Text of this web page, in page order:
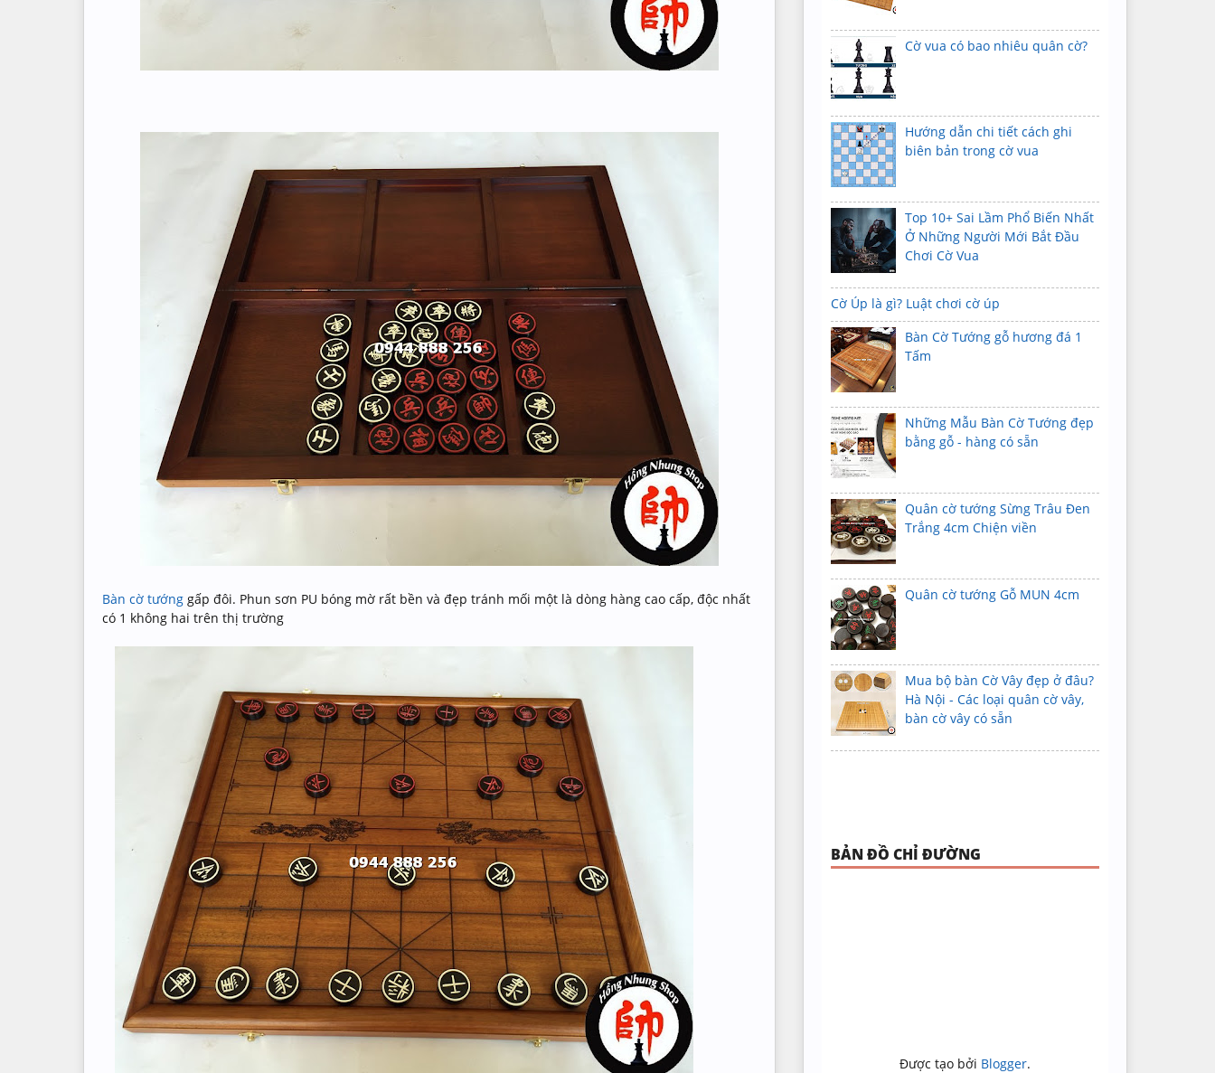
Bàn cờ tướng gấp đôi. Phun sơn PU bóng mờ rất bền và đẹp tránh mối một là dòng hàng cao cấp, độc nhất
có 1 không hai trên thị trường
Cờ vua có bao nhiêu quân cờ?
Hướng dẫn chi tiết cách ghi
biên bản trong cờ vua
Top 10+ Sai Lầm Phổ Biến Nhất
Ở Những Người Mới Bắt Đầu
Chơi Cờ Vua
Cờ Úp là gì? Luật chơi cờ úp
Bàn Cờ Tướng gỗ hương đá 1
Tấm
Những Mẫu Bàn Cờ Tướng đẹp
bằng gỗ - hàng có sẵn
Quân cờ tướng Sừng Trâu Đen
Trắng 4cm Chiện viền
Quân cờ tướng Gỗ MUN 4cm
Mua bộ bàn Cờ Vây đẹp ở đâu?
Hà Nội - Các loại quân cờ vây,
bàn cờ vây có sẵn
BẢN ĐỒ CHỈ ĐƯỜNG
Được tạo bởi Blogger.